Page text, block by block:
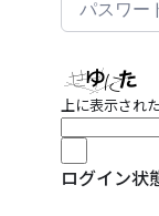
上に表示され
ログイン状